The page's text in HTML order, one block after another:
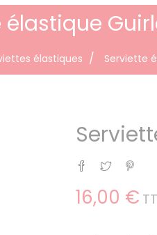
élastique
élastiques Serviette
Partager
Tweet
16,00 €